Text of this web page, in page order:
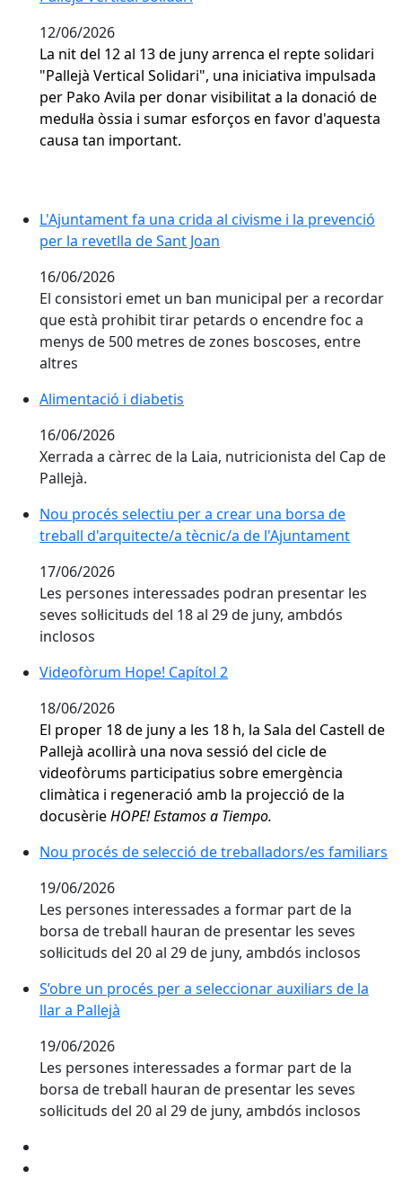
12/06/2026
La nit del 12 al 13 de juny arrenca el repte solidari
"Pallejà Vertical Solidari", una iniciativa impulsada
per Pako Avila per donar visibilitat a la donació de
medul·la òssia i sumar esforços en favor d'aquesta
causa tan important.
L'Ajuntament fa una crida al civisme i la prevenció
L'Ajuntament fa una crida al civisme i la prevenció
per la revetlla de Sant Joan
16/06/2026
El consistori emet un ban municipal per a recordar
que està prohibit tirar petards o encendre foc a
menys de 500 metres de zones boscoses, entre
altres
Alimentació i diabetis
Alimentació i diabetis
16/06/2026
Xerrada a càrrec de la Laia, nutricionista del Cap de
Pallejà.
Nou procés selectiu per a crear una borsa de
Nou procés selectiu per a crear una borsa de
treball d'arquitecte/a tècnic/a de l'Ajuntament
17/06/2026
Les persones interessades podran presentar les
seves sol·licituds del 18 al 29 de juny, ambdós
inclosos
Videofòrum Hope! Capítol 2
Videofòrum Hope! Capítol 2
18/06/2026
El proper 18 de juny a les 18 h, la Sala del Castell de
Pallejà acollirà una nova sessió del cicle de
videofòrums participatius sobre emergència
climàtica i regeneració amb la projecció de la
docusèrieHOPE! Estamos a Tiempo.
Nou procés de selecció de treballadors/es familiars
Nou procés de selecció de treballadors/es familiars
19/06/2026
Les persones interessades a formar part de la
borsa de treball hauran de presentar les seves
sol·licituds del 20 al 29 de juny, ambdós inclosos
S’obre un procés per a seleccionar auxiliars de la llar
S’obre un procés per a seleccionar auxiliars de la
llar a Pallejà
19/06/2026
Les persones interessades a formar part de la
borsa de treball hauran de presentar les seves
sol·licituds del 20 al 29 de juny, ambdós inclosos